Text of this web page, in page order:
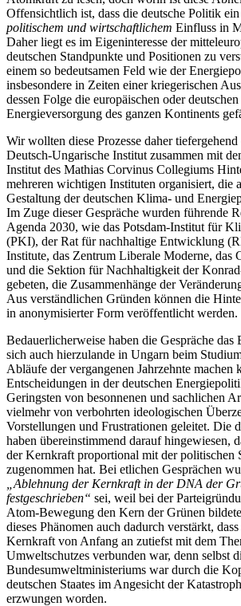
Offensichtlich ist, dass die deutsche Politik
politischem und wirtschaftlichem Einfluss in
Daher liegt es im Eigeninteresse der
deutschen Standpunkte und Positionen zu
einem so bedeutsamen Feld wie der
insbesondere in Zeiten einer kriegerischen
dessen Folge die europäischen oder
Energieversorgung des ganzen Kontinents
Wir wollten diese Prozesse daher tiefergehend
Deutsch-Ungarische Institut zusammen mit
Institut des Mathias Corvinus Collegiums
mehreren wichtigen Instituten organisiert, die
Gestaltung der deutschen Klima- und
Im Zuge dieser Gespräche wurden führende
Agenda 2030, wie das Potsdam-Institut für
(PKI), der Rat für nachhaltige Entwicklung
Institute, das Zentrum Liberale Moderne, das
und die Sektion für Nachhaltigkeit der
gebeten, die Zusammenhänge der
Aus verständlichen Gründen können die
in anonymisierter Form veröffentlicht werden.
Bedauerlicherweise haben die Gespräche das
sich auch hierzulande in Ungarn beim
Abläufe der vergangenen Jahrzehnte machen
Entscheidungen in der deutschen
Geringsten von besonnenen und sachlichen
vielmehr von verbohrten ideologischen
Vorstellungen und Frustrationen geleitet. Die
haben übereinstimmend darauf hingewiesen,
der Kernkraft proportional mit der politischen
zugenommen hat. Bei etlichen Gesprächen
„Ablehnung der Kernkraft in der DNA der
festgeschrieben“ sei, weil bei der
Atom-Bewegung den Kern der Grünen
dieses Phänomen auch dadurch verstärkt,
Kernkraft von Anfang an zutiefst mit dem
Umweltschutzes verbunden war, denn selbst
Bundesumweltministeriums war durch die
deutschen Staates im Angesicht der
erzwungen worden.